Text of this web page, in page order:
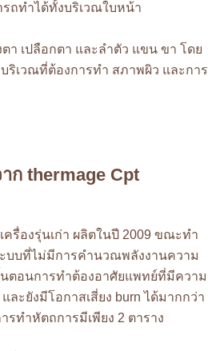
รถทำได้ทั้งบริเวณใบหน้า
า เปลือกตา และลำตัว แขน ขา โดย
เวณที่ต้องการทำ สภาพผิว และการ
ก thermage Cpt
ครื่องรุ่นเก่า ผลิตในปี 2009 ขณะทำ
ะบบที่ไม่มีการคำนวณพลังงานความ
ตอนการทำต้องอาศัยแพทย์ที่มีความ
ละยังมีโอกาสเสี่ยง burn ได้มากกว่า
ทำหัตถการมีเพียง 2 ตาราง